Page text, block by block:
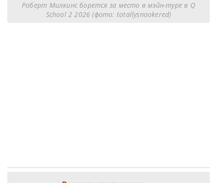
Роберт Милкинс борется за место в мэйн-туре в Q
School 2 2026 (фото: totallysnookered)